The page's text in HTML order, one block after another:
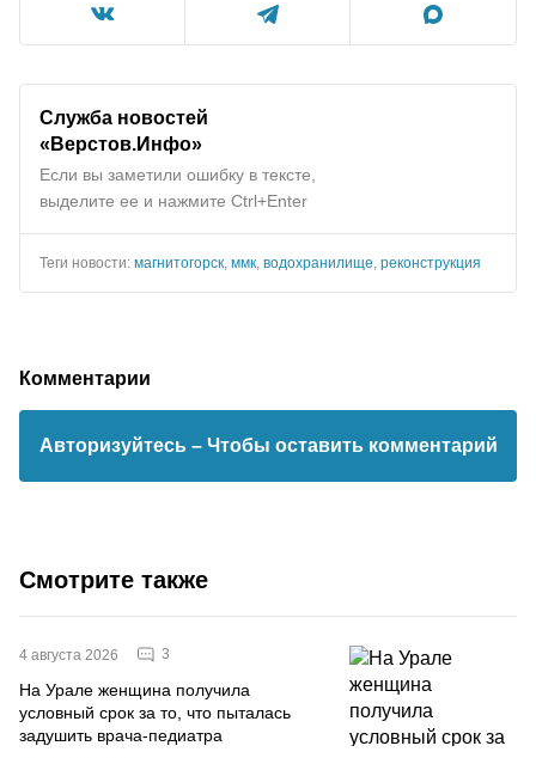
Служба новостей
«Верстов.Инфо»
Если вы заметили ошибку в тексте,
выделите ее и нажмите Ctrl+Enter
Теги новости: магнитогорск ммк водохранилище реконструкция
Комментарии
Авторизуйтесь – Чтобы оставить комментарий
Смотрите также
4 августа 2026 3
На Урале женщина получила
условный срок за то, что пыталась
задушить врача-педиатра